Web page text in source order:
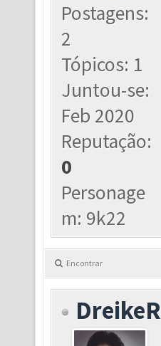
Postagens:
2
Tópicos: 1
Juntou-se:
Feb 2020
Reputação:
0
Personage
m: 9k22
Encontrar
DreikeR